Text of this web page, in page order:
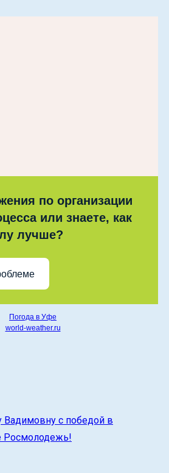
по организации
или знаете, как
лучше?
Погода в Уфе
world-weather.ru
с победой в
Росмолодежь!